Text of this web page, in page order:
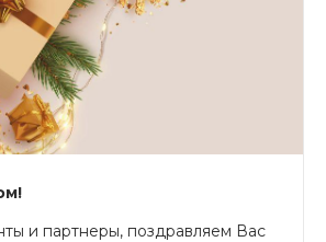
и партнеры, поздравляем Вас